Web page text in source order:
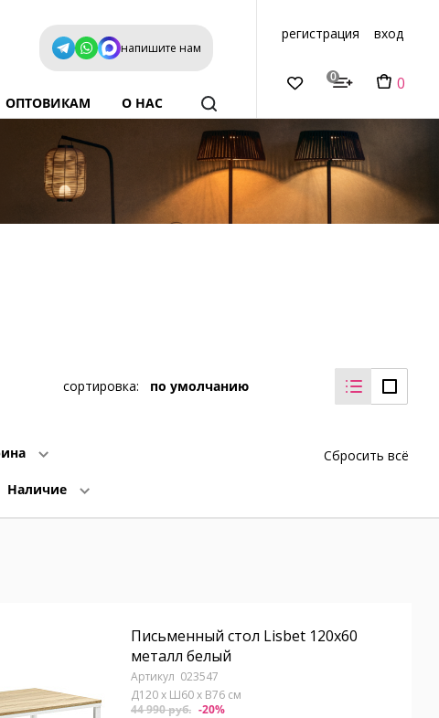
напишите нам
ОПТОВИКАМ О НАС
регистрация вход
0 0
Наличие
сортировка: по умолчанию
Сбросить всё
Письменный стол Lisbet 120x60
металл белый
023547
Д120 x Ш60 x В76 см
44 990 руб. -20%